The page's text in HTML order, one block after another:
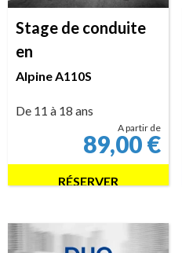
Stage de conduite
en
Alpine A110S
De 11 à 18 ans
A partir de
89,00€
RÉSERVER